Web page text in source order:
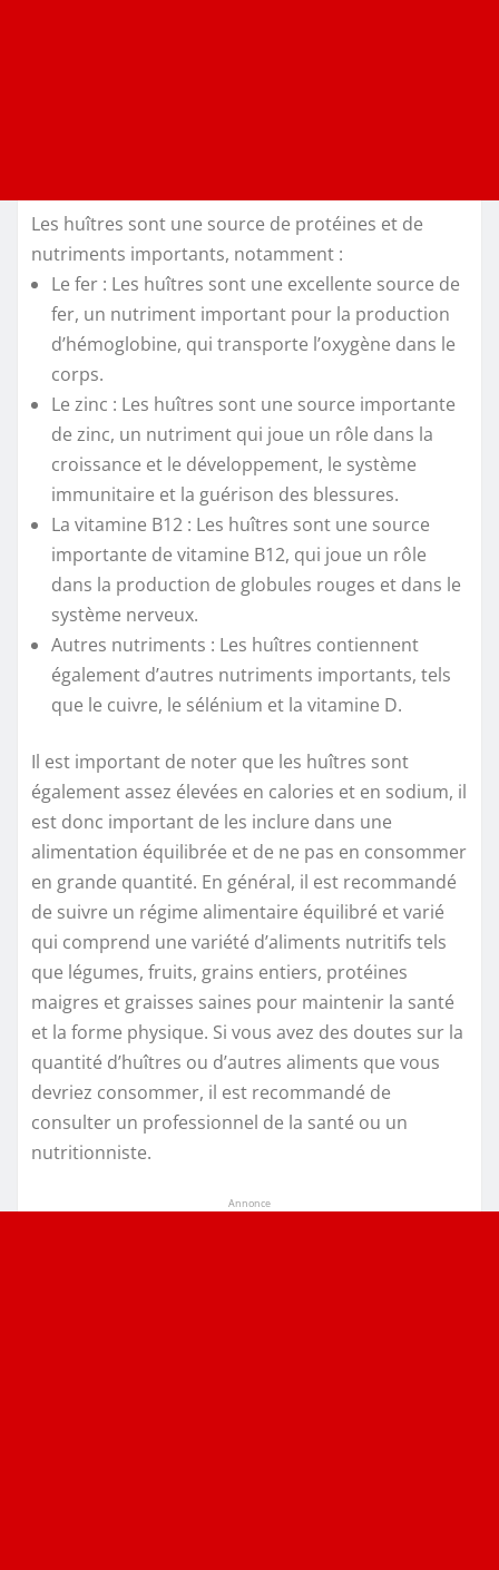
Les huîtres sont une source de protéines et de
nutriments importants, notamment :
Le fer : Les huîtres sont une excellente source de
fer, un nutriment important pour la production
d’hémoglobine, qui transporte l’oxygène dans le
corps.
Le zinc : Les huîtres sont une source importante
de zinc, un nutriment qui joue un rôle dans la
croissance et le développement, le système
immunitaire et la guérison des blessures.
La vitamine B12 : Les huîtres sont une source
importante de vitamine B12, qui joue un rôle
dans la production de globules rouges et dans le
système nerveux.
Autres nutriments : Les huîtres contiennent
également d’autres nutriments importants, tels
que le cuivre, le sélénium et la vitamine D.
Il est important de noter que les huîtres sont
également assez élevées en calories et en sodium, il
est donc important de les inclure dans une
alimentation équilibrée et de ne pas en consommer
en grande quantité. En général, il est recommandé
de suivre un régime alimentaire équilibré et varié
qui comprend une variété d’aliments nutritifs tels
que légumes, fruits, grains entiers, protéines
maigres et graisses saines pour maintenir la santé
et la forme physique. Si vous avez des doutes sur la
quantité d’huîtres ou d’autres aliments que vous
devriez consommer, il est recommandé de
consulter un professionnel de la santé ou un
nutritionniste.
Annonce